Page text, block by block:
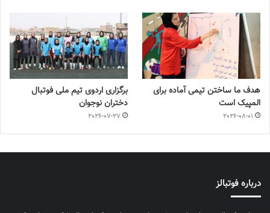
هدف ما ساختن تیمی آماده برای
المپیک است
2026-08-01
برگزاری اردوی تیم ملی فوتبال
دختران نوجوان
2026-07-27
درباره فوتبالز